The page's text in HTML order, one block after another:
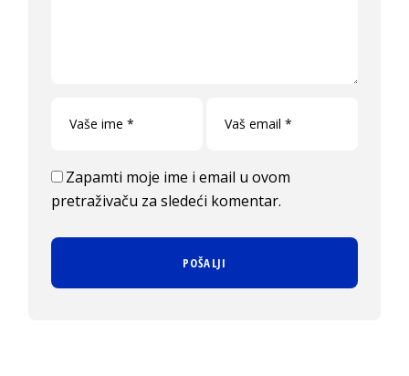
Zapamti moje ime i email u ovom
pretraživaču za sledeći komentar.